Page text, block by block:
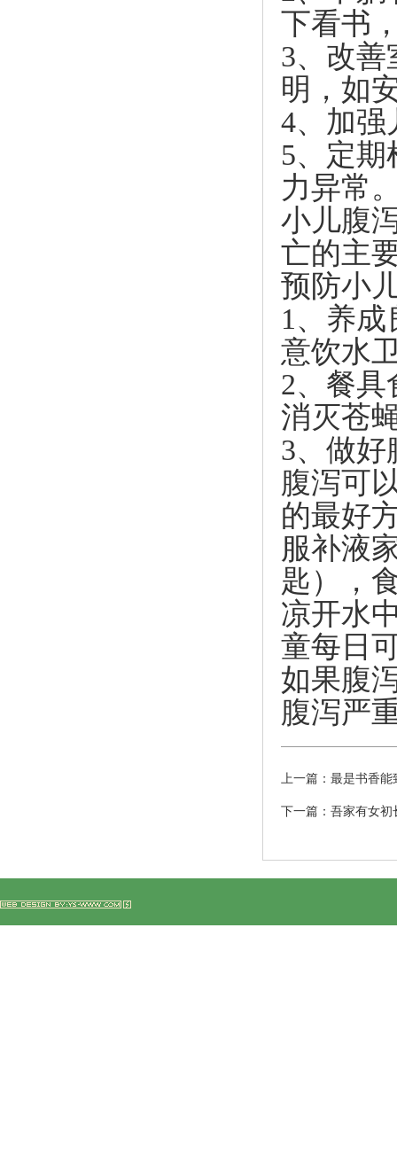
下看书
3、改
明，如
4、加强
5、定
力异常
小儿腹
亡的主
预防小
1、养
意饮水
2、餐
消灭苍
3、做
腹泻可
的最好
服补液
匙），
凉开水
童每日
如果腹
腹泻严
上一篇： 最是书香能
下一篇： 吾家有女初